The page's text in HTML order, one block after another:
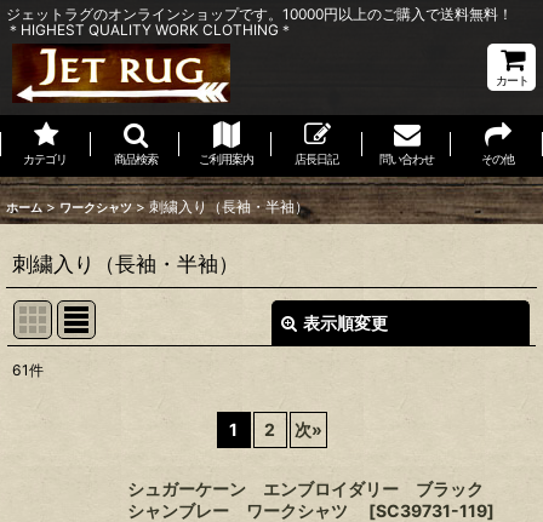
ジェットラグのオンラインショップです。10000円以上のご購入で送料無料！
＊HIGHEST QUALITY WORK CLOTHING＊
カート
カテゴリ 商品検索 ご利用案内 店長日記 問い合わせ その他
ホーム > ワークシャツ > 刺繍入り（長袖・半袖）
刺繍入り（長袖・半袖）
表示順変更
61件
1 2 次»
シュガーケーン エンブロイダリー ブラック
シャンブレー ワークシャツ
[SC39731-119]